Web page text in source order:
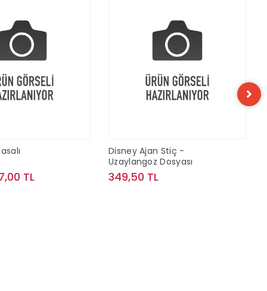
TL
Disney Ajan Stiç -
Uzaylangoz Dosyası
349,50 TL